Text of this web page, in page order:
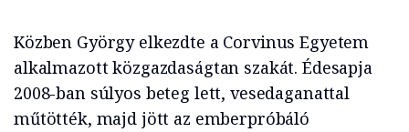
Közben György elkezdte a Corvinus Egyetem
alkalmazott közgazdaságtan szakát. Édesapja
2008-ban súlyos beteg lett, vesedaganattal
műtötték, majd jött az emberpróbáló